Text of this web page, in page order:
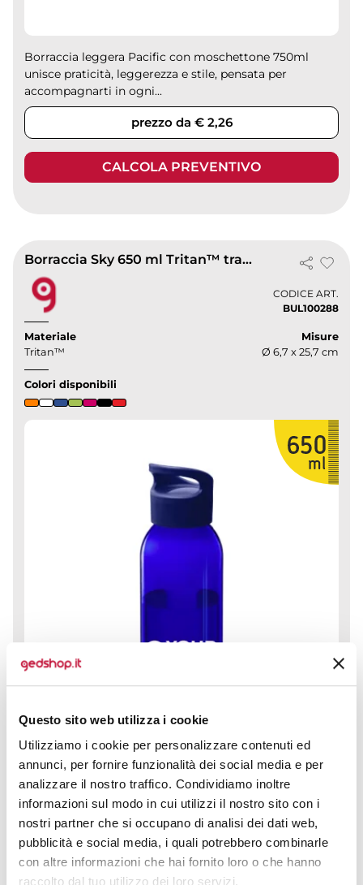
Questo sito web utilizza i cookie
Utilizziamo i cookie per personalizzare contenuti ed
annunci, per fornire funzionalità dei social media e per
analizzare il nostro traffico. Condividiamo inoltre
informazioni sul modo in cui utilizzi il nostro sito con i
nostri partner che si occupano di analisi dei dati web,
pubblicità e social media, i quali potrebbero combinarle
con altre informazioni che hai fornito loro o che hanno
raccolto dal tuo utilizzo dei loro servizi.
Borraccia leggera Pacific con moschettone 750ml
unisce praticità, leggerezza e stile, pensata per
accompagnarti in ogni...
prezzo da € 2,26
CALCOLA PREVENTIVO
Borraccia Sky 650 ml Tritan™ trasparente leggera con maniglia
CODICE ART.
BUL100288
Materiale
Tritan™
Misure
Ø 6,7 x 25,7 cm
Colori disponibili
Bottiglia Sky 650 ml è la nuova alleata per chi cerca
praticità ed energia durante la giornata: grazie al...